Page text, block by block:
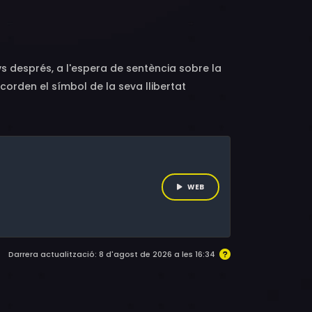
després, a l'espera de sentència sobre la
el símbol de la seva llibertat
Nieves, l'Ester, la Manuela, la Carmen P. i
del segle XX. La història de les seves
les operàries del tèxtil, la pisa i la
WEB
Darrera actualització: 8 d'agost de 2026 a les 16:34